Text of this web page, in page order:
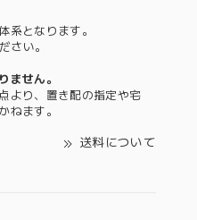
系となります。
さい。
ません。
より、置き配の指定や宅
ねます。
送料について